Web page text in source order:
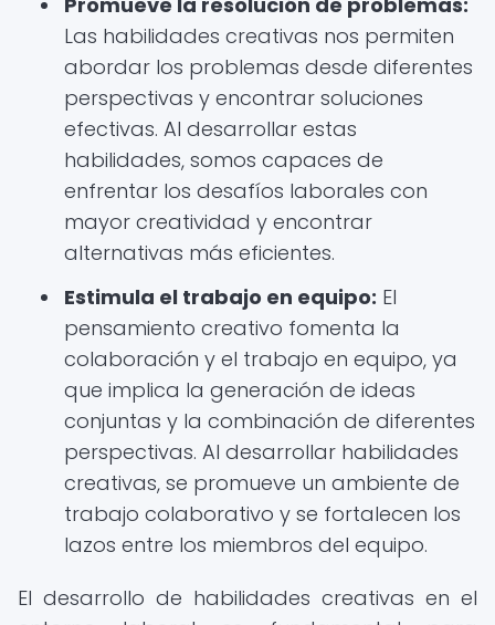
Las habilidades creativas nos permiten
abordar los problemas desde diferentes
perspectivas y encontrar soluciones
efectivas. Al desarrollar estas
habilidades, somos capaces de
enfrentar los desafíos laborales con
mayor creatividad y encontrar
alternativas más eficientes.
Estimula el trabajo en equipo: El
pensamiento creativo fomenta la
colaboración y el trabajo en equipo, ya
que implica la generación de ideas
conjuntas y la combinación de diferentes
perspectivas. Al desarrollar habilidades
creativas, se promueve un ambiente de
trabajo colaborativo y se fortalecen los
lazos entre los miembros del equipo.
El desarrollo de habilidades creativas en el